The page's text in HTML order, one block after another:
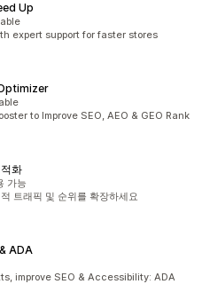
Up
expert support for faster stores
to Improve SEO, AEO & GEO Rank
화
가능
트래픽 및 순위를 확장하세요
ADA
improve SEO & Accessibility: ADA